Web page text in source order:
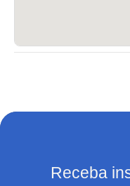
Receba